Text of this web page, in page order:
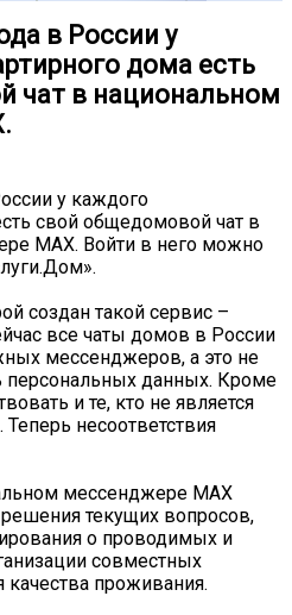
в России у
дома есть
чат в национальном
у каждого
свой общедомовой чат в
MAX. Войти в него можно
создан такой сервис –
все чаты домов в России
мессенджеров, а это не
персональных данных. Кроме
и те, кто не является
несоответствия
мессенджере MAX
текущих вопросов,
о проводимых и
совместных
проживания.